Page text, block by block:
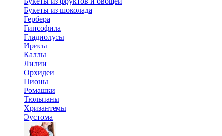
Букеты из шоколада
Гербера
Гипсофила
Гладиолусы
Ирисы
Каллы
Лилии
Орхидеи
Пионы
Ромашки
Тюльпаны
Хризантемы
Эустома